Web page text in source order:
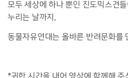
모두 세상에 하나 뿐인 진도믹스견
누리는 날까지,
동물자유연대는 올바른 반려문화를